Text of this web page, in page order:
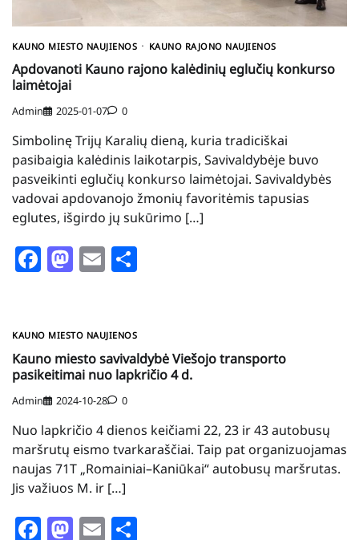
KAUNO MIESTO NAUJIENOS KAUNO RAJONO NAUJIENOS
Apdovanoti Kauno rajono kalėdinių eglučių konkurso
laimėtojai
Admin 2025-01-07 0
Simbolinę Trijų Karalių dieną, kuria tradiciškai
pasibaigia kalėdinis laikotarpis, Savivaldybėje buvo
pasveikinti eglučių konkurso laimėtojai. Savivaldybės
vadovai apdovanojo žmonių favoritėmis tapusias
eglutes, išgirdo jų sukūrimo […]
Facebook
Mastodon
Email
KAUNO MIESTO NAUJIENOS
Kauno miesto savivaldybė Viešojo transporto
pasikeitimai nuo lapkričio 4 d.
Admin 2024-10-28 0
Nuo lapkričio 4 dienos keičiami 22, 23 ir 43 autobusų
maršrutų eismo tvarkaraščiai. Taip pat organizuojamas
naujas 71T „Romainiai–Kaniūkai“ autobusų maršrutas.
Jis važiuos M. ir […]
Facebook
Mastodon
Email